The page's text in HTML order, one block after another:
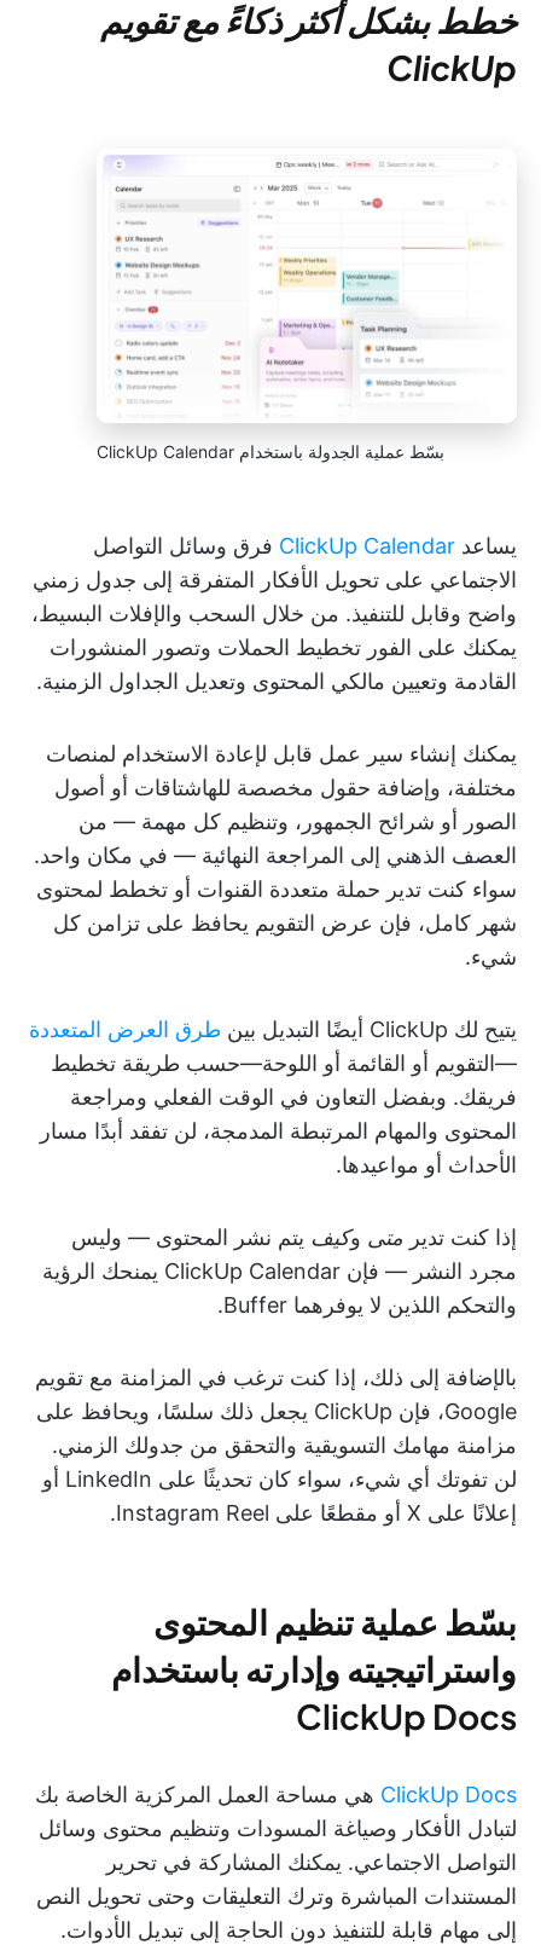
خطط بشكل أكثر ذكاءً مع تقويم
ClickUp
بسّط عملية الجدولة باستخدام ClickUp Calendar
يساعد ClickUp Calendar فرق وسائل التواصل
الاجتماعي على تحويل الأفكار المتفرقة إلى جدول زمني
واضح وقابل للتنفيذ. من خلال السحب والإفلات البسيط،
يمكنك على الفور تخطيط الحملات وتصور المنشورات
القادمة وتعيين مالكي المحتوى وتعديل الجداول الزمنية.
يمكنك إنشاء سير عمل قابل لإعادة الاستخدام لمنصات
مختلفة، وإضافة حقول مخصصة للهاشتاقات أو أصول
الصور أو شرائح الجمهور، وتنظيم كل مهمة — من
العصف الذهني إلى المراجعة النهائية — في مكان واحد.
سواء كنت تدير حملة متعددة القنوات أو تخطط لمحتوى
شهر كامل، فإن عرض التقويم يحافظ على تزامن كل
شيء.
يتيح لك ClickUp أيضًا التبديل بين
طرق العرض المتعددة
—التقويم أو القائمة أو اللوحة—حسب طريقة تخطيط
فريقك. وبفضل التعاون في الوقت الفعلي ومراجعة
المحتوى والمهام المرتبطة المدمجة، لن تفقد أبدًا مسار
الأحداث أو مواعيدها.
إذا كنت تدير متى وكيف يتم نشر المحتوى — وليس
مجرد النشر — فإن ClickUp Calendar يمنحك الرؤية
والتحكم اللذين لا يوفرهما Buffer.
بالإضافة إلى ذلك، إذا كنت ترغب في المزامنة مع تقويم
Google، فإن ClickUp يجعل ذلك سلسًا، ويحافظ على
مزامنة مهامك التسويقية والتحقق من جدولك الزمني.
لن تفوتك أي شيء، سواء كان تحديثًا على LinkedIn أو
إعلانًا على X أو مقطعًا على Instagram Reel.
بسّط عملية تنظيم المحتوى
واستراتيجيته وإدارته باستخدام
ClickUp Docs
ClickUp Docs هي مساحة العمل المركزية الخاصة بك
لتبادل الأفكار وصياغة المسودات وتنظيم محتوى وسائل
التواصل الاجتماعي. يمكنك المشاركة في تحرير
المستندات المباشرة وترك التعليقات وحتى تحويل النص
إلى مهام قابلة للتنفيذ دون الحاجة إلى تبديل الأدوات.